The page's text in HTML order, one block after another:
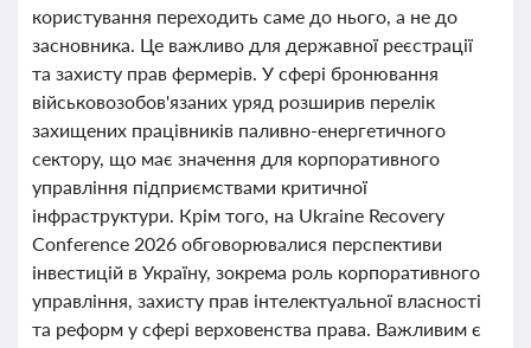
користування переходить саме до нього, а не до
засновника. Це важливо для державної реєстрації
та захисту прав фермерів. У сфері бронювання
військовозобов'язаних уряд розширив перелік
захищених працівників паливно-енергетичного
сектору, що має значення для корпоративного
управління підприємствами критичної
інфраструктури. Крім того, на Ukraine Recovery
Conference 2026 обговорювалися перспективи
інвестицій в Україну, зокрема роль корпоративного
управління, захисту прав інтелектуальної власності
та реформ у сфері верховенства права. Важливим є